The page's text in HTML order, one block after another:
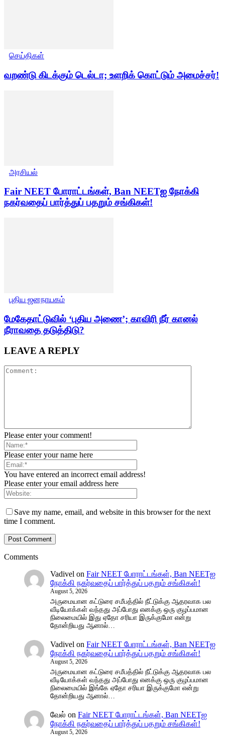
செய்திகள்
வறண்டு கிடக்கும் டெல்டா; உளறிக் கொட்டும் அமைச்சர்!
அரசியல்
Fair NEET போராட்டங்கள், Ban NEETஐ நோக்கி
நகர்வதைப் பார்த்துப் பதறும் சங்கிகள்!
புதிய ஜனநாயகம்
மேகேதாட்டுவில் ‘புதிய அணை’; காவிரி நீர் கானல்
நீராவதை தடுத்திடு?
LEAVE A REPLY
Please enter your comment!
Please enter your name here
You have entered an incorrect email address!
Please enter your email address here
Save my name, email, and website in this browser for the next
time I comment.
Comments
Vadivel on Fair NEET போராட்டங்கள், Ban NEETஐ
நோக்கி நகர்வதைப் பார்த்துப் பதறும் சங்கிகள்!
August 5, 2026
அருமையான கட்டுரை சமீபத்தில் நீட்டுக்கு ஆதரவாக பல
வீடியோக்கள் வந்தது அப்போது எனக்கு ஒரு குழப்பமான
நிலைமையில் இது ஏதோ சரியா இருக்குமோ என்று
தோன்றியது ஆனால்…
Vadivel on Fair NEET போராட்டங்கள், Ban NEETஐ
நோக்கி நகர்வதைப் பார்த்துப் பதறும் சங்கிகள்!
August 5, 2026
அருமையான கட்டுரை சமீபத்தில் நீட்டுக்கு ஆதரவாக பல
வீடியோக்கள் வந்தது அப்போது எனக்கு ஒரு குழப்பமான
நிலைமையில் இங்கே ஏதோ சரியா இருக்குமோ என்று
தோன்றியது ஆனால்…
வேல் on Fair NEET போராட்டங்கள், Ban NEETஐ
நோக்கி நகர்வதைப் பார்த்துப் பதறும் சங்கிகள்!
August 5, 2026